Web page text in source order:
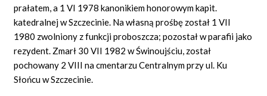
prałatem, a 1 VI 1978 kanonikiem honorowym kapit.
katedralnej w Szczecinie. Na własną prośbę został 1 VII
1980 zwolniony z funkcji proboszcza; pozostał w parafii jako
rezydent. Zmarł 30 VII 1982 w Świnoujściu, został
pochowany 2 VIII na cmentarzu Centralnym przy ul. Ku
Słońcu w Szczecinie.